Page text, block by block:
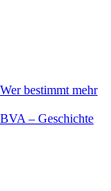
Wer bestimmt mehr
– Geschichte